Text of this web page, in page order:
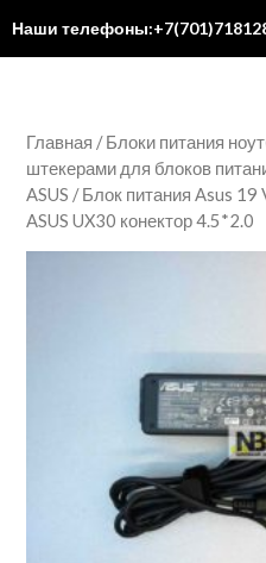
Наши
Главная /Блоки питания
штекерами для блоков
ASUS / Блок питания Asus
ASUS UX30 конектор 4.5*2.0